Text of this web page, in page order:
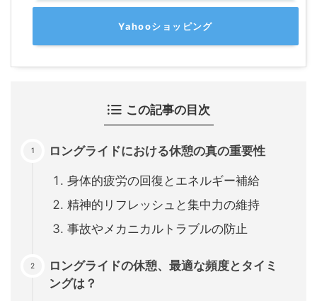
Yahooショッピング
この記事の目次
ロングライドにおける休憩の真の重要性
身体的疲労の回復とエネルギー補給
精神的リフレッシュと集中力の維持
事故やメカニカルトラブルの防止
ロングライドの休憩、最適な頻度とタイミ
ングは？